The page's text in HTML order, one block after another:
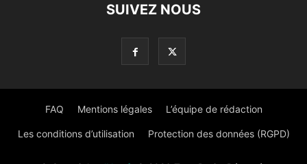
SUIVEZ NOUS
FAQ Mentions légales L’équipe de rédaction
Les conditions d’utilisation Protection des données (RGPD)